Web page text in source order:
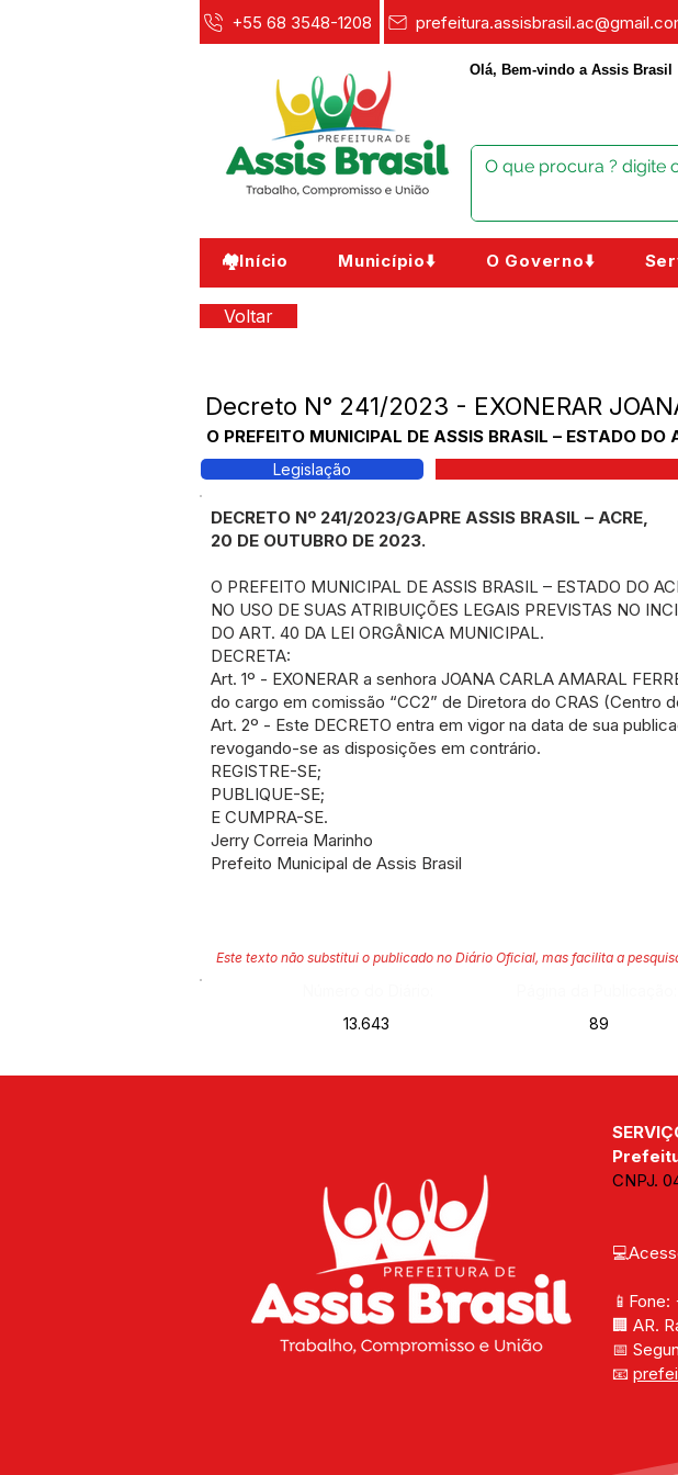
+55 68 3548-1208
Olá, Bem-vindo a Assis Brasil
🏘️Início Município⬇️ O Governo⬇️
Voltar
Decreto N° 241/2023 - EXONERAR
O PREFEITO MUNICIPAL DE ASSIS BRASIL – ESTADO DO
Legislação
DECRETO Nº 241/2023/GAPRE ASSIS BRASIL – ACRE,
20 DE OUTUBRO DE 2023.
O PREFEITO MUNICIPAL DE ASSIS BRASIL – ESTADO DO
NO USO DE SUAS ATRIBUIÇÕES LEGAIS PREVISTAS NO
DO ART. 40 DA LEI ORGÂNICA MUNICIPAL.
DECRETA:
Art. 1º - EXONERAR a senhora JOANA CARLA AMARAL
do cargo em comissão “CC2” de Diretora do CRAS (Centro
Art. 2º - Este DECRETO entra em vigor na data de sua
revogando-se as disposições em contrário.
REGISTRE-SE;
PUBLIQUE-SE;
E CUMPRA-SE.
Jerry Correia Marinho
Prefeito Municipal de Assis Brasil
Este texto não substitui o publicado no Diário Oficial, mas facilita a
13.643
89
CNPJ.
🏢 AR.
📅
📧